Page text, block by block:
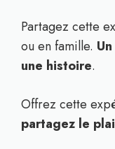
Partagez cette
ou en famille.
une histoire.
Offrez cette
partagez le